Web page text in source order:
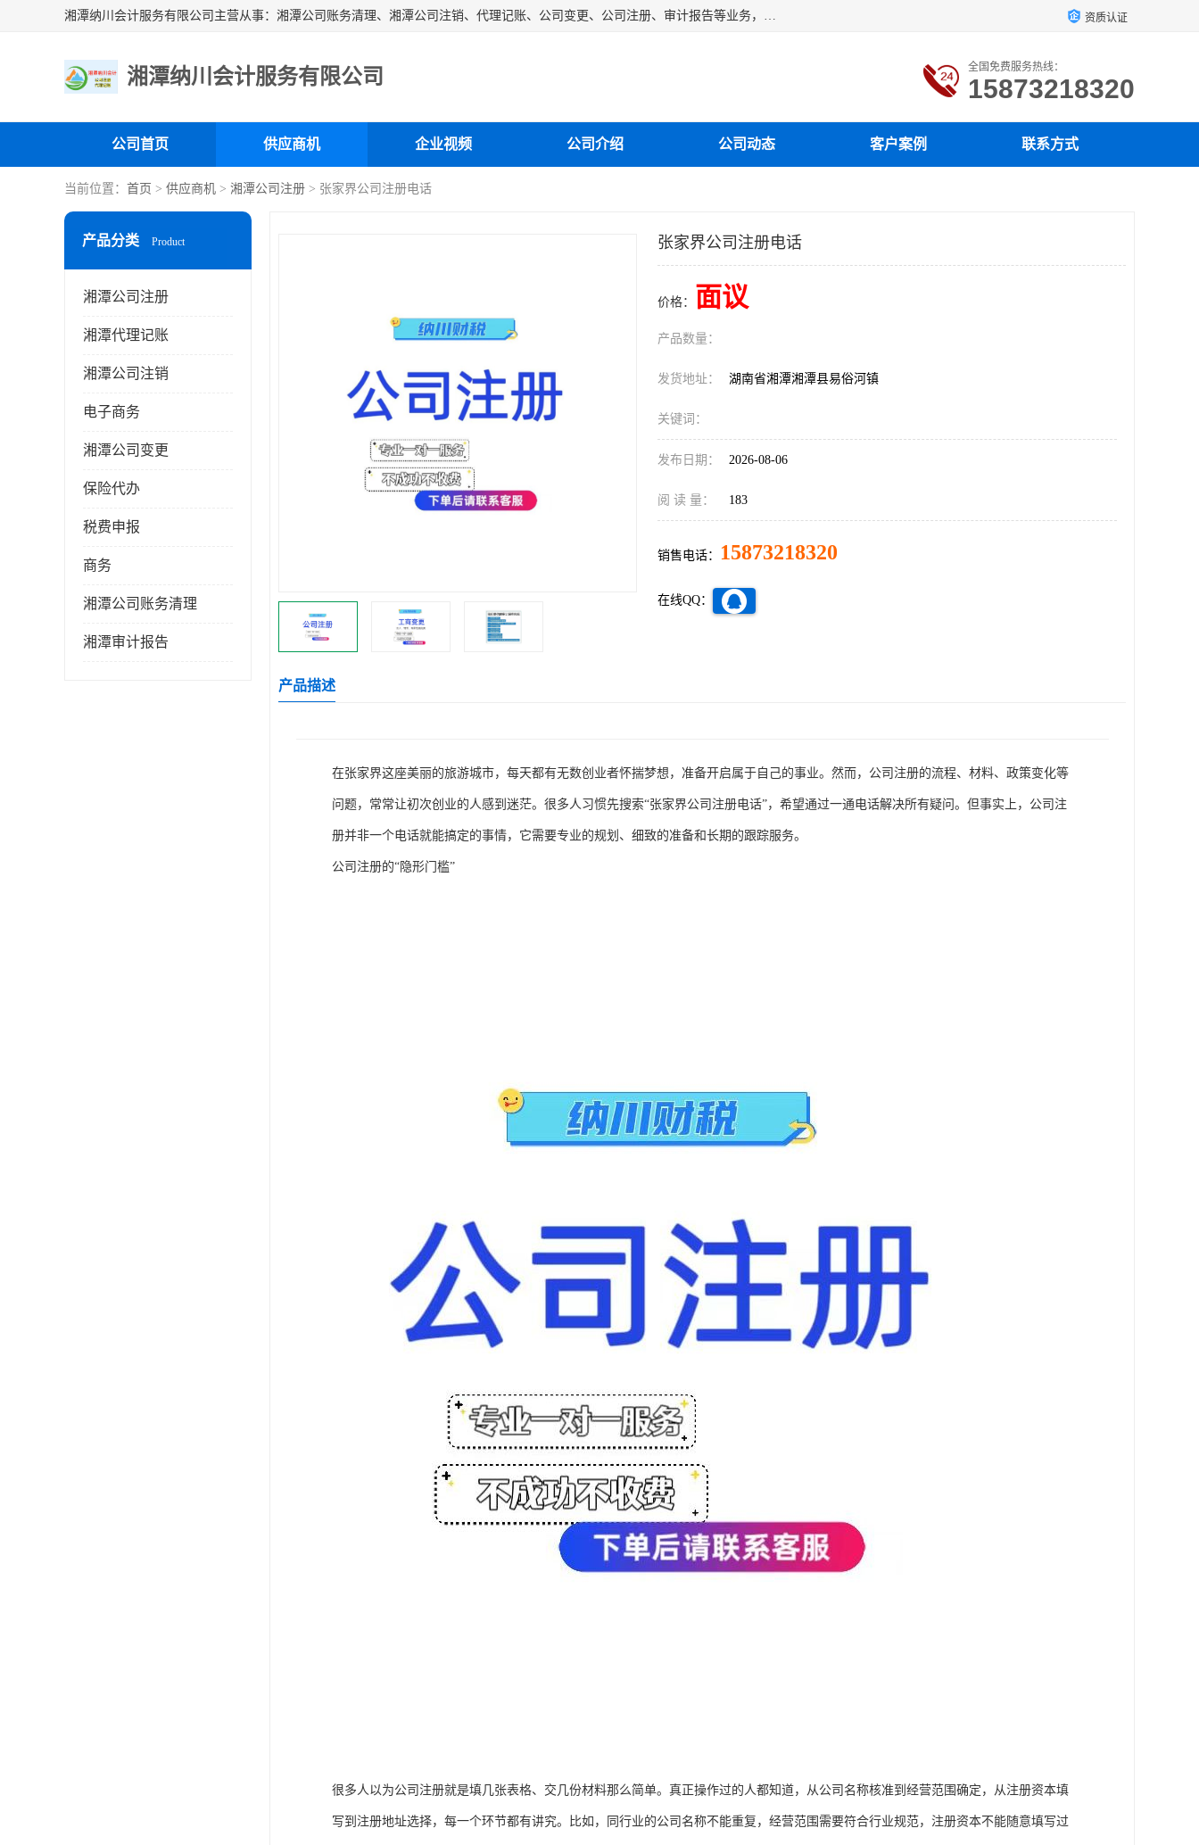
湘潭纳川会计服务有限公司主营从事：湘潭公司账务清理、湘潭公司注销、代理记账、公司变更、公司注册、审计报告等业务，公司设立有专门的代理注册部门，现有工商代办专员，部门经理从事工商代办多年，对各地区公司注册、公司变更、进出口业务等流程以及各行业公司注册、变更所需注意的细节都非常熟悉。 资质认证
湘潭纳川会计服务有限公司 全国免费服务热线：
15873218320
公司首页 供应商机 企业视频 公司介绍 公司动态 客户案例 联系方式
当前位置： 首页 > 供应商机 > 湘潭公司注册 > 张家界公司注册电话
产品分类 Product
湘潭公司注册
湘潭代理记账
湘潭公司注销
电子商务
湘潭公司变更
保险代办
税费申报
商务
湘潭公司账务清理
湘潭审计报告
张家界公司注册电话
价格： 面议
产品数量：
发货地址： 湖南省湘潭湘潭县易俗河镇
关键词：
发布日期： 2026-08-06
阅 读 量： 183
销售电话： 15873218320
在线QQ：
产品描述
在张家界这座美丽的旅游城市，每天都有无数创业者怀揣梦想，准备开启属于自己的事业。然而，公司注册的流程、材料、政策变化等
问题，常常让初次创业的人感到迷茫。很多人习惯先搜索“张家界公司注册电话”，希望通过一通电话解决所有疑问。但事实上，公司注
册并非一个电话就能搞定的事情，它需要专业的规划、细致的准备和长期的跟踪服务。
公司注册的“隐形门槛”
很多人以为公司注册就是填几张表格、交几份材料那么简单。真正操作过的人都知道，从公司名称核准到经营范围确定，从注册资本填
写到注册地址选择，每一个环节都有讲究。比如，同行业的公司名称不能重复，经营范围需要符合行业规范，注册资本不能随意填写过